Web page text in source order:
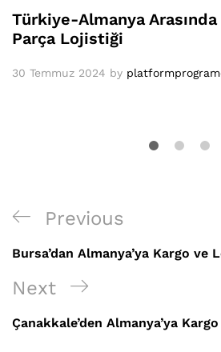
Türkiye-Almanya
Parça Lojistiği
30 Temmuz 2024 by
Yazı
gezinmesi
Previous
Post
Previous
Bursa’dan Almanya’ya Kargo
Next
Post
Next
Çanakkale’den Almanya’ya